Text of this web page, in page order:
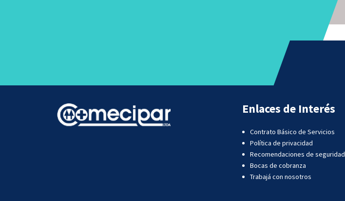
Enlaces de Interés
Contrato Básico de Servicios
Política de privacidad
Recomendaciones de seguridad
Bocas de cobranza
Trabajá con nosotros